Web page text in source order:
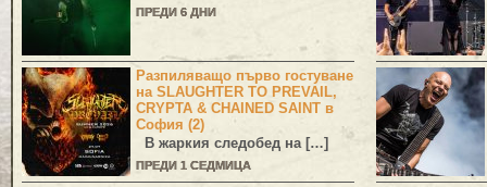
ПРЕДИ 6 ДНИ
Разпиляващо първо гостуване
на SLAUGHTER TO PREVAIL,
CRYPTA & CHAINED SAINT в
София (2)
В жаркия следобед на […]
ПРЕДИ 1 СЕДМИЦА